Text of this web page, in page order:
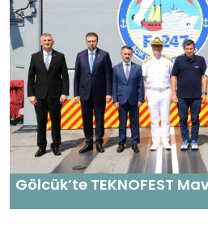
Gölcük’te TEKNOFEST